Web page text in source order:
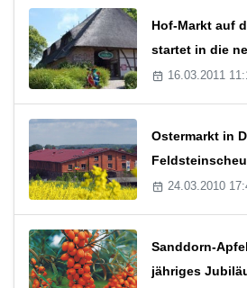
Hof-Markt auf
startet in die
16.03.2011
Ostermarkt in
24.03.2010
Sanddorn-
jähriges